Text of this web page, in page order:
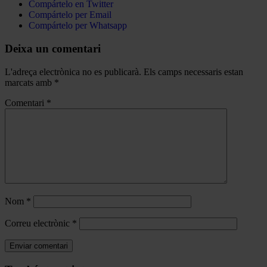
Compártelo en Twitter
Compártelo per Email
Compártelo per Whatsapp
Deixa un comentari
L'adreça electrònica no es publicarà. Els camps necessaris estan
marcats amb *
Comentari *
Nom *
Correu electrònic *